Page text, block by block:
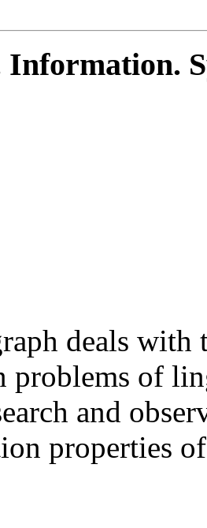
Information.
deals with
problems of
and
properties